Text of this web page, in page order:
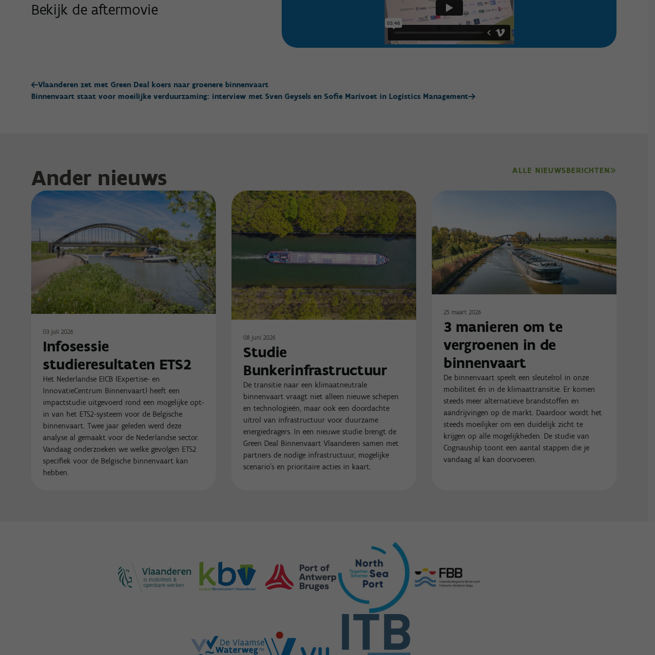
Bekijk de aftermovie
Vlaanderen zet met Green Deal koers naar groenere binnenvaart
Binnenvaart staat voor moeilijke verduurzaming: interview met Sven Geysels en Sofie Marivoet in Logistics Management
Ander nieuws ALLE NIEUWSBERICHTEN
03 juli 2026
Infosessie
studieresultaten ETS2
Het Nederlandse EICB (Expertise- en
InnovatieCentrum Binnenvaart) heeft een
impactstudie uitgevoerd rond een mogelijke opt-
in van het ETS2-systeem voor de Belgische
binnenvaart. Twee jaar geleden werd deze
analyse al gemaakt voor de Nederlandse sector.
Vandaag onderzoeken we welke gevolgen ETS2
specifiek voor de Belgische binnenvaart kan
hebben.
08 juni 2026
Studie
Bunkerinfrastructuur
De transitie naar een klimaatneutrale
binnenvaart vraagt niet alleen nieuwe schepen
en technologieën, maar ook een doordachte
uitrol van infrastructuur voor duurzame
energiedragers. In een nieuwe studie brengt de
Green Deal Binnenvaart Vlaanderen samen met
partners de nodige infrastructuur, mogelijke
scenario’s en prioritaire acties in kaart.
25 maart 2026
3 manieren om te
vergroenen in de
binnenvaart
De binnenvaart speelt een sleutelrol in onze
mobiliteit én in de klimaattransitie. Er komen
steeds meer alternatieve brandstoffen en
aandrijvingen op de markt. Daardoor wordt het
steeds moeilijker om een duidelijk zicht te
krijgen op alle mogelijkheden. De studie van
Cognauship toont een aantal stappen die je
vandaag al kan doorvoeren.